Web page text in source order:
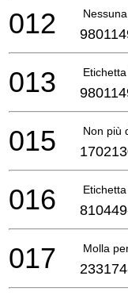
012
013
Non più
015
016
Molla
017